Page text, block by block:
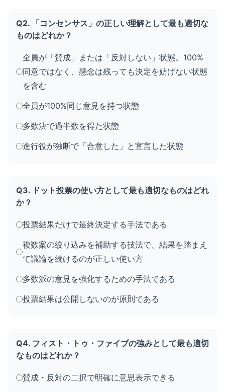
Q2. 「コンセンサス」の正しい理解として最も適切な
ものはどれか？
全員が「賛成」または「反対しない」状態。100%
同意ではなく、懸念は残っても決定を妨げない状態
を含む
全員が100%同じ意見を持つ状態
多数決で過半数を得た状態
進行役が独断で「合意した」と宣言した状態
Q3. ドット投票の使い方として最も適切なものはどれ
か？
投票結果だけで最終決定する手法である
複数案の絞り込みを補助する技法で、結果を踏まえ
て議論を続けるのが正しい使い方
多数派の意見を強化するための手法である
投票結果は公開しないのが原則である
Q4. フィスト・トゥ・ファイブの強みとして最も適切
なものはどれか？
賛成・反対の二択で明確に意思表示できる